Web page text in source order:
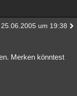
25.06.2005 um 19:38
Merken könntest